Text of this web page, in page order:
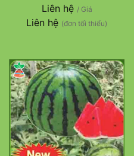
Liên hệ / Giá
Liên hệ (đơn tối thiểu)